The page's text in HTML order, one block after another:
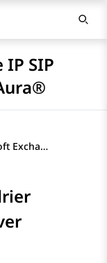
SIP
Configuration du calendrier Microsoft Exchange Server